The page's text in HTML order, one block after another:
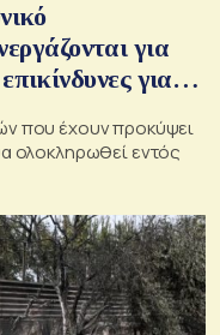
για
για
που έχουν προκύψει
ολοκληρωθεί εντός